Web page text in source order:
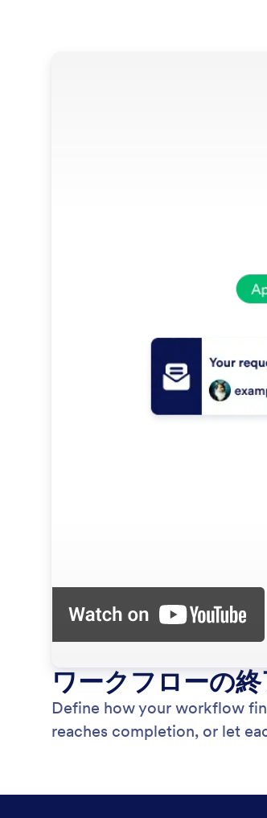
ワークフローの
Define how your workflow
reaches completion, or let